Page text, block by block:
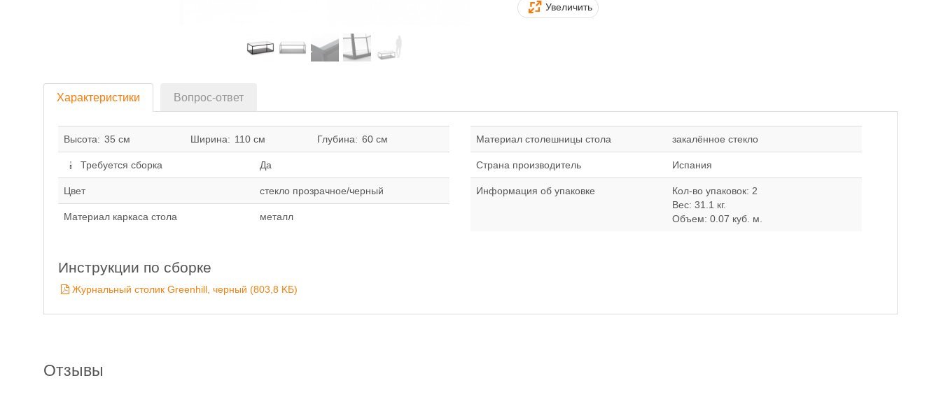
Увеличить
Характеристики Вопрос-ответ
Высота: 35 см Ширина: 110 см Глубина: 60 см
Требуется сборка Да
Цвет стекло прозрачное/черный
Материал каркаса стола металл
Материал столешницы стола закалённое стекло
Страна производитель Испания
Информация об упаковке
Кол-во упаковок: 2
Вес: 31.1 кг.
Объем: 0.07 куб. м.
Инструкции по сборке
Журнальный столик Greenhill, черный (803,8 KБ)
Отзывы